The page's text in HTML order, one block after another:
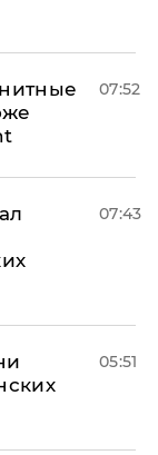
07:52
07:43
05:51